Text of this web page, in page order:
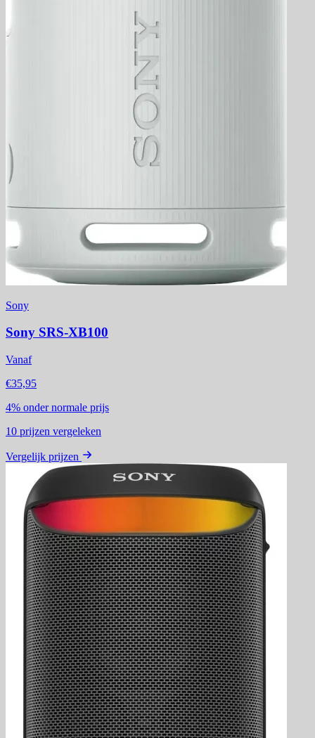
Sony
Sony SRS-XB100
Vanaf
€35,95
4% onder normale prijs
10 prijzen vergeleken
Vergelijk prijzen